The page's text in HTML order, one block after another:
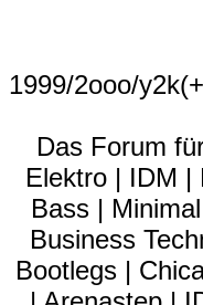
1999/2ooo/
Das Forum
Elektro | IDM |
Bass |
Business
Bootlegs |